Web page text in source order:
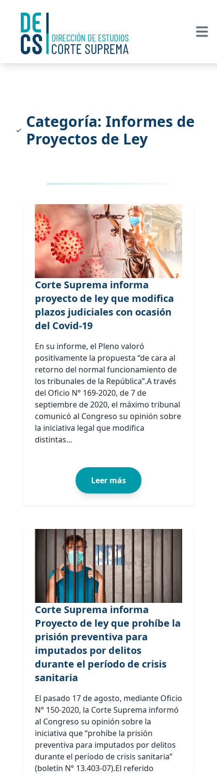
Categoría: Informes de
Proyectos de Ley
Corte Suprema informa
proyecto de ley que modifica
plazos judiciales con ocasión
del Covid-19
En su informe, el Pleno valoró
positivamente la propuesta “de cara al
retorno del normal funcionamiento de
los tribunales de la República”.A través
del Oficio N° 169-2020, de 7 de
septiembre de 2020, el máximo tribunal
comunicó al Congreso su opinión sobre
la iniciativa legal que modifica
distintas...
Leer más
Corte Suprema informa
Proyecto de ley que prohíbe la
prisión preventiva para
imputados por delitos
durante el período de crisis
sanitaria
El pasado 17 de agosto, mediante Oficio
N° 150-2020, la Corte Suprema informó
al Congreso su opinión sobre la
iniciativa que “prohíbe la prisión
preventiva para imputados por delitos
durante el período de crisis sanitaria”
(boletín N° 13.403-07).El referido